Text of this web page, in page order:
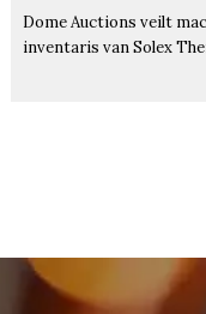
Dome Auctions veilt
inventaris van Solex